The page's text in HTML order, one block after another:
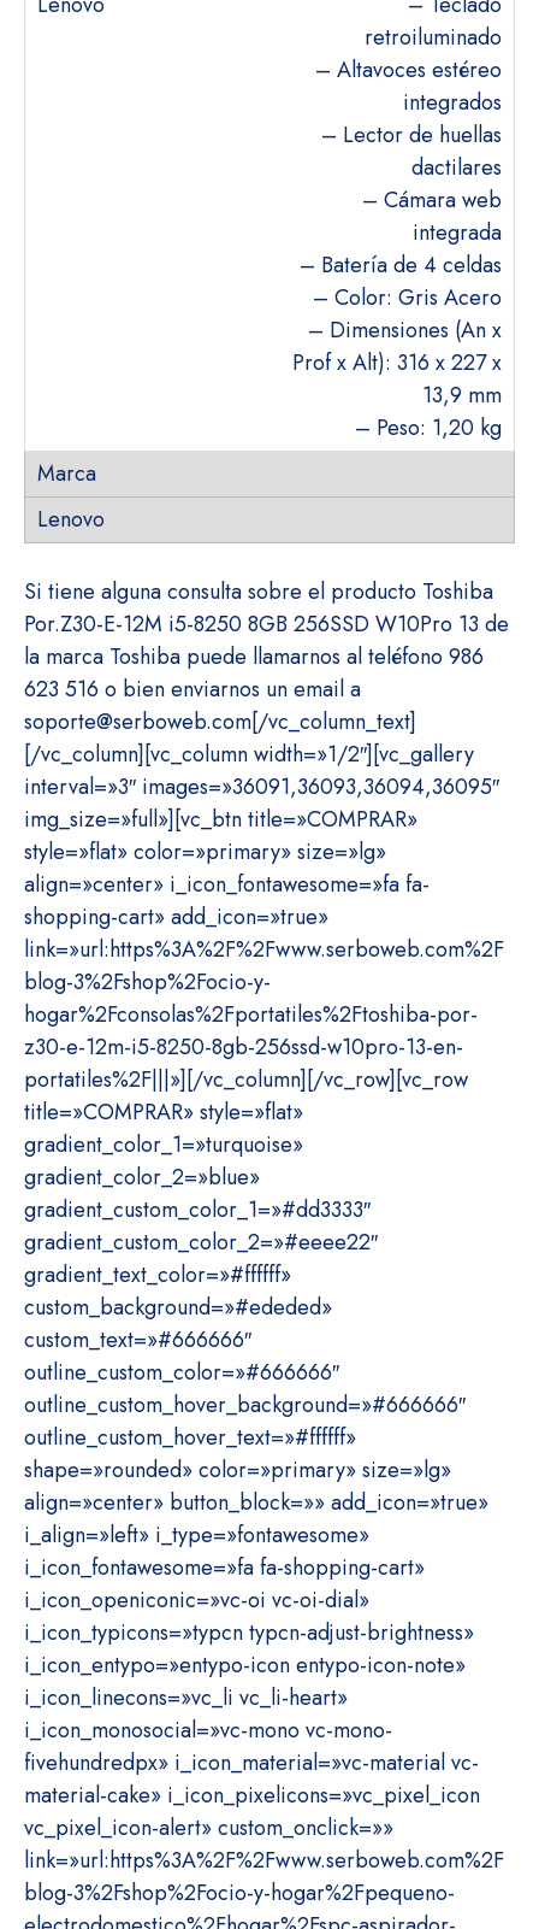
retroiluminado
– Altavoces estéreo
integrados
– Lector de huellas
dactilares
– Cámara web
integrada
– Batería de 4 celdas
– Color: Gris Acero
– Dimensiones (An x
Prof x Alt): 316 x 227 x
13,9 mm
– Peso: 1,20 kg
Si tiene alguna consulta sobre el producto Toshiba
Por.Z30-E-12M i5-8250 8GB 256SSD W10Pro 13 de
la marca Toshiba puede llamarnos al teléfono 986
623 516 o bien enviarnos un email a
soporte@serboweb.com[/vc_column_text]
[/vc_column][vc_column width=»1/2″][vc_gallery
interval=»3″ images=»36091,36093,36094,36095″
img_size=»full»][vc_btn title=»COMPRAR»
style=»flat» color=»primary» size=»lg»
align=»center» i_icon_fontawesome=»fa fa-
shopping-cart» add_icon=»true»
link=»url:https%3A%2F%2Fwww.serboweb.com%2F
blog-3%2Fshop%2Focio-y-
hogar%2Fconsolas%2Fportatiles%2Ftoshiba-por-
z30-e-12m-i5-8250-8gb-256ssd-w10pro-13-en-
portatiles%2F|||»][/vc_column][/vc_row][vc_row
title=»COMPRAR» style=»flat»
gradient_color_1=»turquoise»
gradient_color_2=»blue»
gradient_custom_color_1=»#dd3333″
gradient_custom_color_2=»#eeee22″
gradient_text_color=»#ffffff»
custom_background=»#ededed»
custom_text=»#666666″
outline_custom_color=»#666666″
outline_custom_hover_background=»#666666″
outline_custom_hover_text=»#ffffff»
shape=»rounded» color=»primary» size=»lg»
align=»center» button_block=»» add_icon=»true»
i_align=»left» i_type=»fontawesome»
i_icon_fontawesome=»fa fa-shopping-cart»
i_icon_openiconic=»vc-oi vc-oi-dial»
i_icon_typicons=»typcn typcn-adjust-brightness»
i_icon_entypo=»entypo-icon entypo-icon-note»
i_icon_linecons=»vc_li vc_li-heart»
i_icon_monosocial=»vc-mono vc-mono-
fivehundredpx» i_icon_material=»vc-material vc-
material-cake» i_icon_pixelicons=»vc_pixel_icon
vc_pixel_icon-alert» custom_onclick=»»
link=»url:https%3A%2F%2Fwww.serboweb.com%2F
blog-3%2Fshop%2Focio-y-hogar%2Fpequeno-